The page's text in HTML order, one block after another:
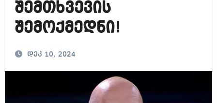
შემთხვევის
შემოქმედნი!
დეკ 10, 2024